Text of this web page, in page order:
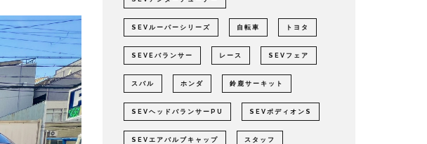
SEVルーパーシリーズ 自転車 トヨタ
SEVEバランサー レース SEVフェア
スバル ホンダ 鈴鹿サーキット
SEVヘッドバランサーPU SEVボディオンS
SEVエアバルブキャップ スタッフ